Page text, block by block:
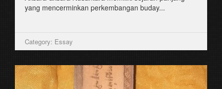
yang mencerminkan perkembangan buday...
Category: Essay